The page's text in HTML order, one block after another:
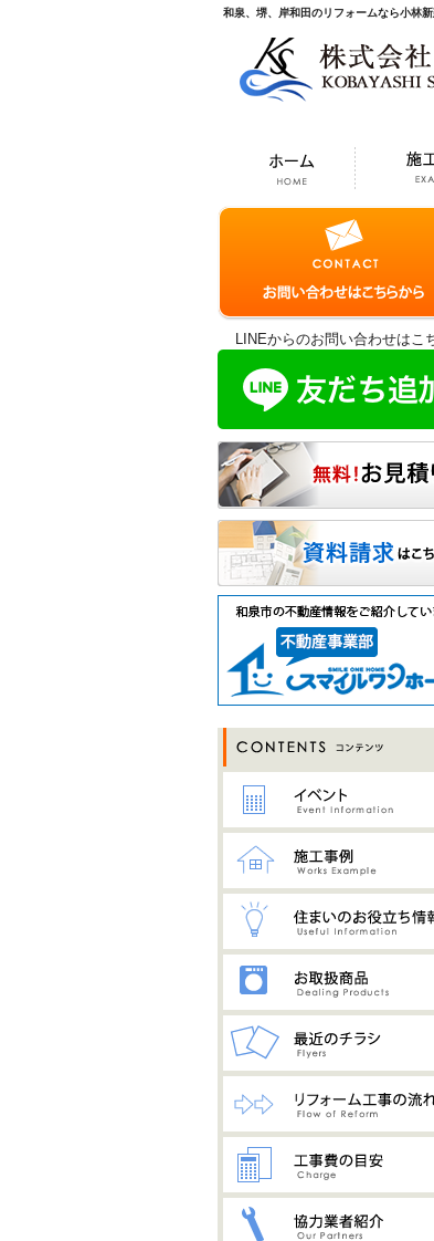
和泉、堺、岸和田のリフォームなら小林
LINEからのお問い合わせはこ